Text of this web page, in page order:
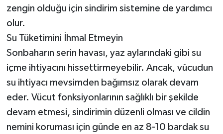
zengin olduğu için sindirim sistemine de yardımcı
olur.
Su Tüketimini İhmal Etmeyin
Sonbaharın serin havası, yaz aylarındaki gibi su
içme ihtiyacını hissettirmeyebilir. Ancak, vücudun
su ihtiyacı mevsimden bağımsız olarak devam
eder. Vücut fonksiyonlarının sağlıklı bir şekilde
devam etmesi, sindirimin düzenli olması ve cildin
nemini koruması için günde en az 8-10 bardak su